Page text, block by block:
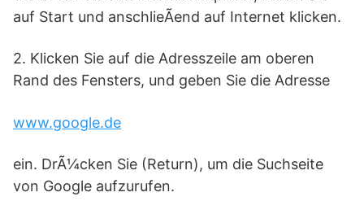
auf Start und anschlieÃend auf Internet klicken.
2. Klicken Sie auf die Adresszeile am oberen
Rand des Fensters, und geben Sie die Adresse
www.google.de
ein. DrÃ¼cken Sie (Return), um die Suchseite
von Google aufzurufen.